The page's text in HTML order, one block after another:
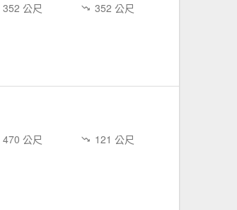
352 公尺
352 公尺
470 公尺
121 公尺